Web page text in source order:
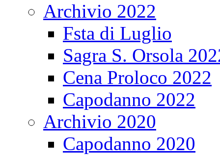
Archivio 2022
Fsta di Luglio
Sagra S. Orsola
Cena Proloco 2022
Capodanno 2022
Archivio 2020
Capodanno 2020